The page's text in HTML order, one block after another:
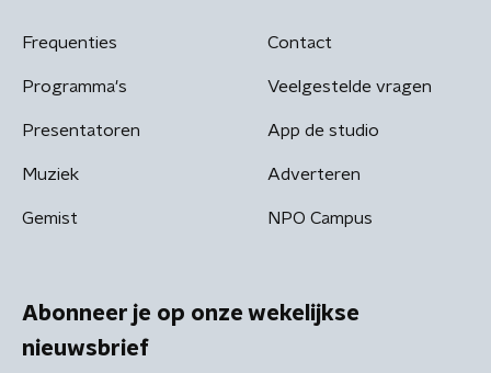
Frequenties
Programma's
Presentatoren
Muziek
Gemist
Contact
Veelgestelde vragen
App de studio
Adverteren
NPO Campus
Abonneer je op onze wekelijkse
nieuwsbrief